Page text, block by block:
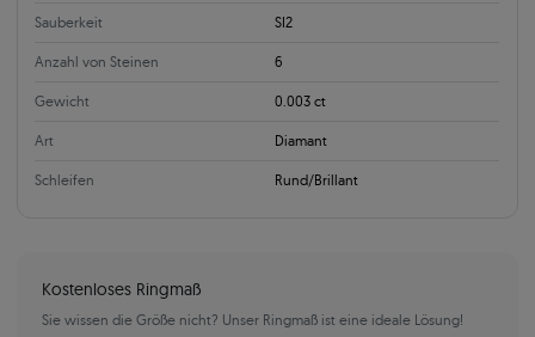
Sauberkeit SI2
Anzahl von Steinen 6
Gewicht 0.003 ct
Art Diamant
Schleifen Rund/Brillant
Kostenloses Ringmaß
Sie wissen die Größe nicht? Unser Ringmaß ist eine ideale Lösung!